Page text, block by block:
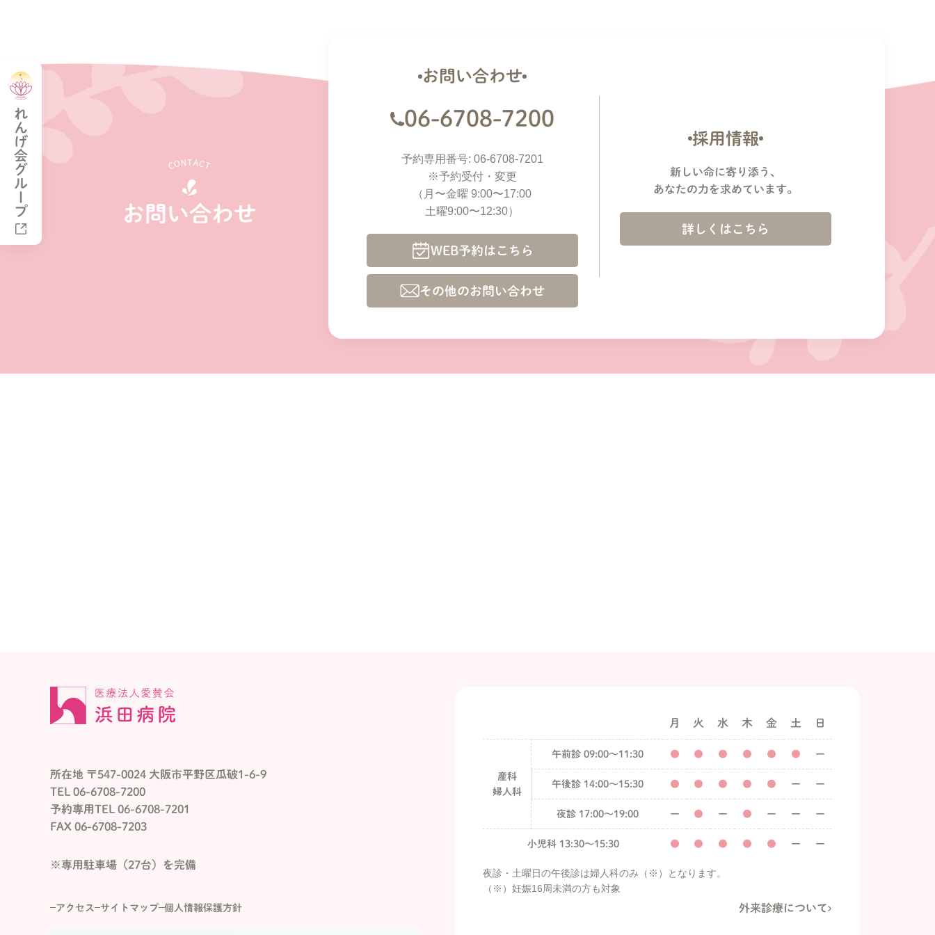
れんげ会グループ CONTACT
お問い合わせ
お問い合わせ
06-6708-7200
予約専用番号: 06-6708-7201
※予約受付・変更
（月〜金曜 9:00〜17:00
土曜9:00〜12:30）
WEB予約はこちら
その他のお問い合わせ
採用情報
新しい命に寄り添う、
あなたの力を求めています。
詳しくはこちら
所在地 〒547-0024 大阪市平野区瓜破1-6-9
TEL 06-6708-7200
予約専用TEL 06-6708-7201
FAX 06-6708-7203
※専用駐車場（27台）を完備
アクセス サイトマップ 個人情報保護方針
月 火 水 木 金 土 日
産科
婦人科
午前診 09:00〜11:30 ● ● ● ● ● ● ー
午後診 14:00〜15:30 ● ● ● ● ● ー ー
夜診 17:00〜19:00 ー ● ー ● ー ー ー
小児科 13:30〜15:30 ● ● ● ● ● ー ー
夜診・土曜日の午後診は婦人科のみ（※）となります。
（※）妊娠16周未満の方も対象
外来診療について